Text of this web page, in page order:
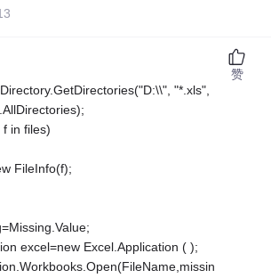
"*.xls",
in files)
FileInfo(f);
excel=new Excel.Application ( );
赞